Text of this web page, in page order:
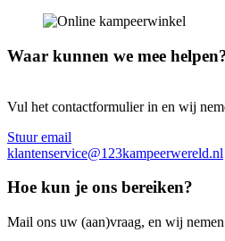
Waar kunnen we mee
Vul het contactformulier in en wij
Stuur email
klantenservice@123kampeerwereld.nl
Hoe kun je ons bereiken?
Mail ons uw (aan)vraag, en wij